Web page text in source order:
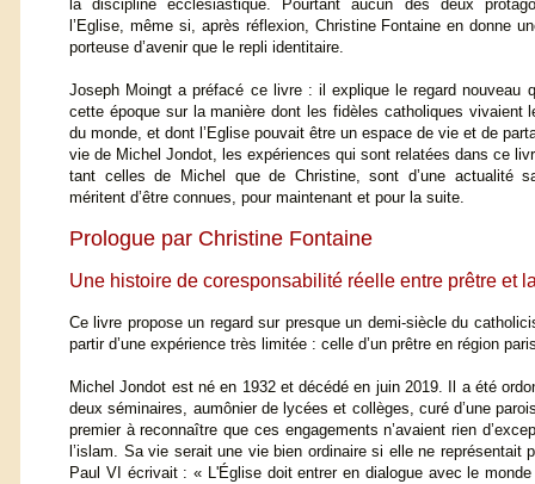
la discipline ecclésiastique. Pourtant aucun des deux
l’Eglise, même si, après réflexion, Christine Fontaine en donne
porteuse d’avenir que le repli identitaire.
Joseph Moingt a préfacé ce livre : il explique le regard nouveau
cette époque sur la manière dont les fidèles catholiques vivaient
du monde, et dont l’Eglise pouvait être un espace de vie et de
vie de Michel Jondot, les expériences qui sont relatées dans ce
tant celles de Michel que de Christine, sont d’une actualité
méritent d’être connues, pour maintenant et pour la suite.
Prologue par Christine Fontaine
Une histoire de coresponsabilité réelle entre prêtre et
Ce livre propose un regard sur presque un demi-siècle du
partir d’une expérience très limitée : celle d’un prêtre en région
Michel Jondot est né en 1932 et décédé en juin 2019. Il a été
deux séminaires, aumônier de lycées et collèges, curé d’une
premier à reconnaître que ces engagements n’avaient rien
l’islam. Sa vie serait une vie bien ordinaire si elle ne
Paul VI écrivait : « L'Église doit entrer en dialogue avec le